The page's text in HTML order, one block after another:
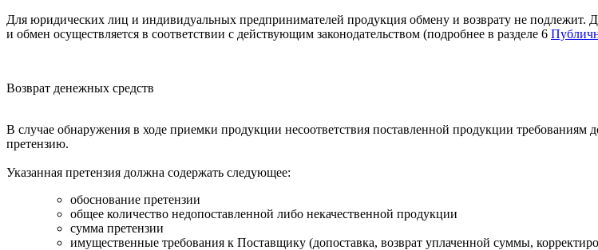
Для юридических лиц и индивидуальных предпринимателей продукция обмену и возврату не
и обмен осуществляется в соответствии с действующим законодательством (подробнее в разделе 6
Возврат денежных средств
В случае обнаружения в ходе приемки продукции несоответствия поставленной продукции требованиям
претензию.
Указанная претензия должна содержать следующее:
обоснование претензии
общее количество недопоставленной либо некачественной продукции
сумма претензии
имущественные требования к Поставщику (допоставка, возврат уплаченной суммы,